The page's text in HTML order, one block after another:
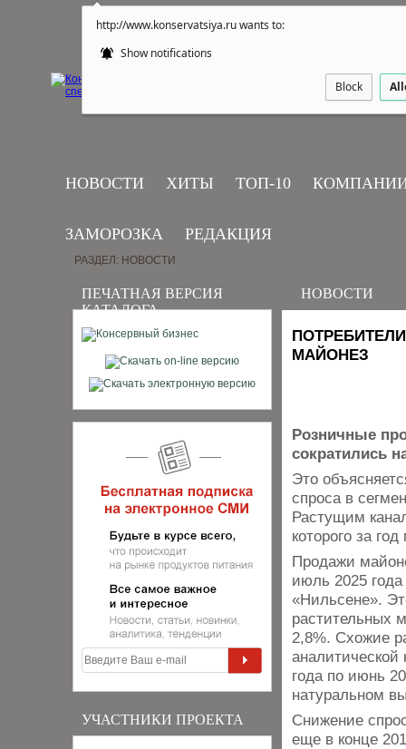
http://www.konservatsiya.ru wants to:
Show notifications
Block
НОВОСТИ ХИТЫ ТОП-10
ЗАМОРОЗКА РЕДАКЦИЯ
ПЕЧАТНАЯ ВЕРСИЯ
КАТАЛОГА
УЧАСТНИКИ ПРОЕКТА
РАЗДЕЛ: НОВОСТИ
НОВОСТИ
МАЙОНЕЗ
Розничные
сократились
Это
спроса в
Растущим
которого за
Продажи
июль 2025 года
«Нильсене».
растительных
2,8%. Схожие
года по июнь
натуральном
Снижение
еще в конце